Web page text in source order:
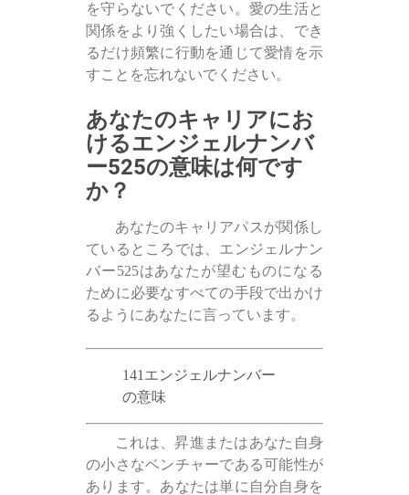
を守らないでください。愛の生活と
関係をより強くしたい場合は、でき
るだけ頻繁に行動を通じて愛情を示
すことを忘れないでください。
あなたのキャリアにお
けるエンジェルナンバ
ー525の意味は何です
か？
あなたのキャリアパスが関係し
ているところでは、エンジェルナン
バー525はあなたが望むものになる
ために必要なすべての手段で出かけ
るようにあなたに言っています。
141エンジェルナンバー
の意味
これは、昇進またはあなた自身
の小さなベンチャーである可能性が
あります。あなたは単に自分自身を